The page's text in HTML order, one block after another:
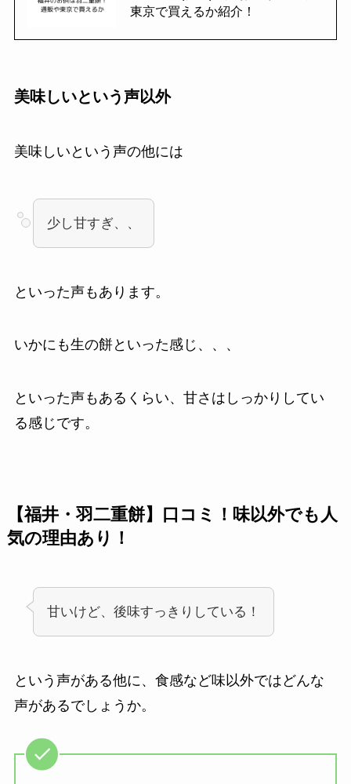
東京で買えるか紹介！
美味しいという声以外
美味しいという声の他には
少し甘すぎ、、
といった声もあります。
いかにも生の餅といった感じ、、、
といった声もあるくらい、甘さはしっかりしてい
る感じです。
【福井・羽二重餅】口コミ！味以外でも人
気の理由あり！
甘いけど、後味すっきりしている！
という声がある他に、食感など味以外ではどんな
声があるでしょうか。